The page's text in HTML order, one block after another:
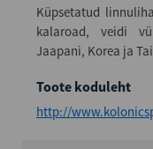
Küpsetatud
kalaroad, veidi
Jaapani, Korea ja
Toote koduleht
http://